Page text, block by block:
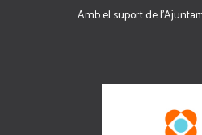
Amb el suport de